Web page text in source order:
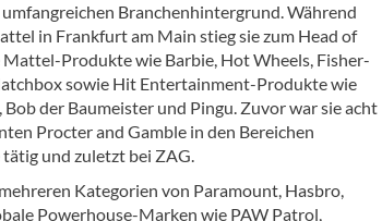
Branchenhintergrund. Während
in Frankfurt am Main stieg sie zum Head of
Produkte wie Barbie, Hot Wheels, Fisher-
sowie Hit Entertainment-Produkte wie
Bob der Baumeister und Pingu. Zuvor war sie acht
Procter and Gamble in den Bereichen
und zuletzt bei ZAG.
Kategorien von Paramount, Hasbro,
Powerhouse-Marken wie PAW Patrol,